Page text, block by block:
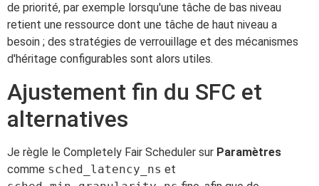
de priorité, par exemple lorsqu'une tâche de bas niveau
retient une ressource dont une tâche de haut niveau a
besoin ; des stratégies de verrouillage et des mécanismes
d'héritage configurables sont alors utiles.
Ajustement fin du SFC et
alternatives
Je règle le Completely Fair Scheduler sur Paramètres
comme sched_latency_ns et